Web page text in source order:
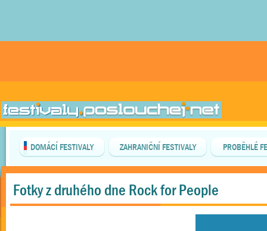
DOMÁCÍ FESTIVALY ZAHRANIČNÍ FESTIVALY PROBĚHLÉ
Fotky z druhého dne Rock for People